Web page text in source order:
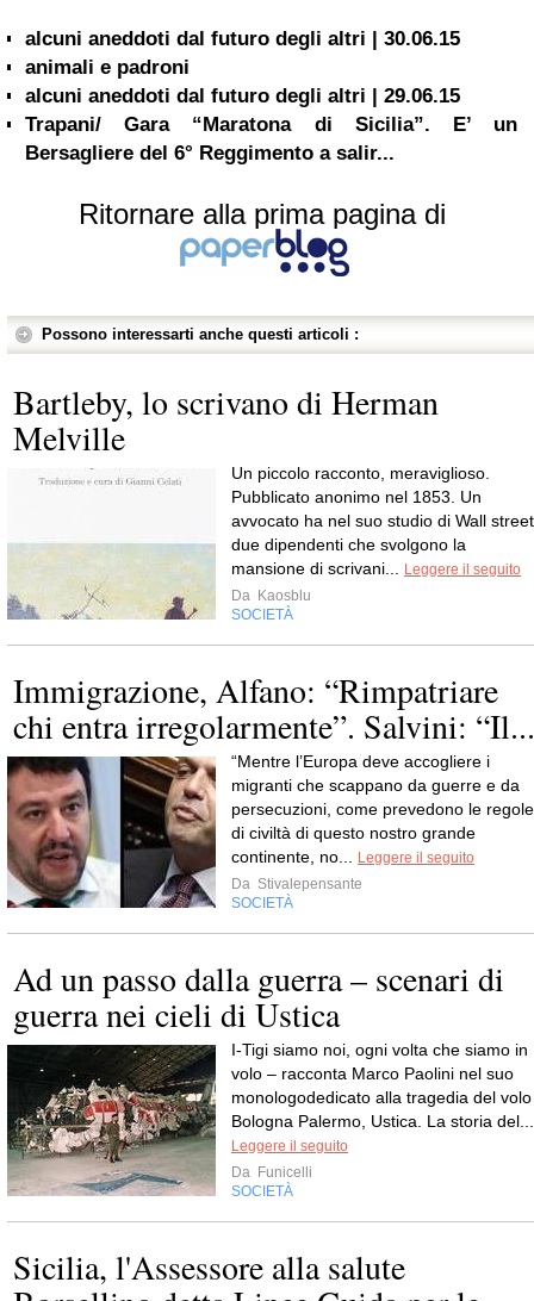
alcuni aneddoti dal futuro degli altri | 30.06.15
animali e padroni
alcuni aneddoti dal futuro degli altri | 29.06.15
Trapani/ Gara “Maratona di Sicilia”. E’ un
Bersagliere del 6° Reggimento a salir...
Ritornare alla prima pagina di
Possono interessarti anche questi articoli :
Bartleby, lo scrivano di Herman
Melville
Un piccolo racconto, meraviglioso.
Pubblicato anonimo nel 1853. Un
avvocato ha nel suo studio di Wall street
due dipendenti che svolgono la
mansione di scrivani...
Leggere il seguito
Da Kaosblu
SOCIETÀ
Immigrazione, Alfano: “Rimpatriare
chi entra irregolarmente”. Salvini: “Il...
“Mentre l’Europa deve accogliere i
migranti che scappano da guerre e da
persecuzioni, come prevedono le regole
di civiltà di questo nostro grande
continente, no...
Leggere il seguito
Da Stivalepensante
SOCIETÀ
Ad un passo dalla guerra – scenari di
guerra nei cieli di Ustica
I-Tigi siamo noi, ogni volta che siamo in
volo – racconta Marco Paolini nel suo
monologodedicato alla tragedia del volo
Bologna Palermo, Ustica. La storia del...
Leggere il seguito
Da Funicelli
SOCIETÀ
Sicilia, l'Assessore alla salute